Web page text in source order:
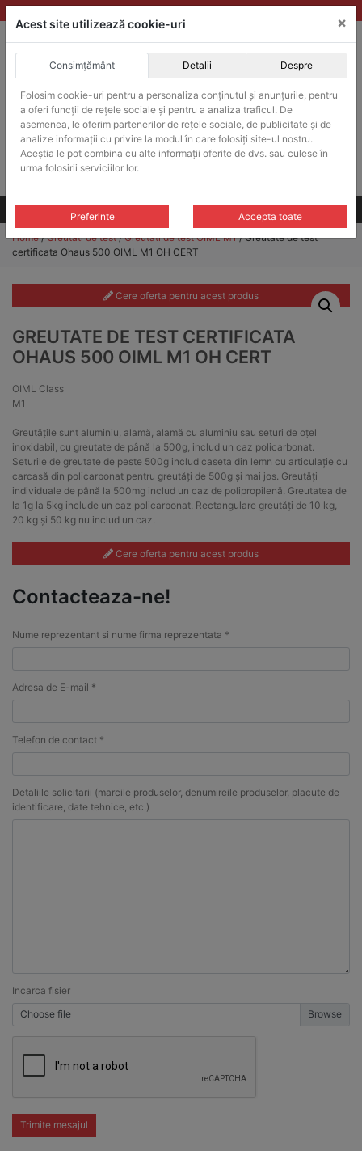
Skip
to
ACHIZITII PUBLICE
Produsele pot fi achizitionate si in sistemul SEAP / SICAP
Products
search
CAUTARE
Toate produsele
Home/Greutati de test/Greutati de test OIML M1/ Greutate de test
certificata Ohaus 500 OIML M1 OH CERT
Cere oferta pentru acest produs
GREUTATE DE TEST CERTIFICATA
OHAUS 500 OIML M1 OH CERT
OIML Class
M1
Greutățile sunt aluminiu, alamă, alamă cu aluminiu sau seturi de oțel
inoxidabil, cu greutate de până la 500g, includ un caz policarbonat.
Seturile de greutate de peste 500g includ caseta din lemn cu articulație cu
carcasă din policarbonat pentru greutăți de 500g și mai jos. Greutăți
individuale de până la 500mg includ un caz de polipropilenă. Greutatea de
la 1g la 5kg include un caz policarbonat. Rectangulare greutăți de 10 kg,
20 kg și 50 kg nu includ un caz.
Cere oferta pentru acest produs
Contacteaza-ne!
Nume reprezentant si nume firma reprezentata *
Adresa de E-mail *
Telefon de contact *
Detaliile solicitarii (marcile produselor, denumireile produselor, placute de
identificare, date tehnice, etc.)
Incarca fisier
Choose file
Trimite mesajul
Acest site utilizează cookie-uri ×
Consimțământ Detalii Despre
Folosim cookie-uri pentru a personaliza conținutul și anunțurile, pentru
a oferi funcții de rețele sociale și pentru a analiza traficul. De
asemenea, le oferim partenerilor de rețele sociale, de publicitate și de
analize informații cu privire la modul în care folosiți site-ul nostru.
Aceștia le pot combina cu alte informații oferite de dvs. sau culese în
urma folosirii serviciilor lor.
Preferinte Accepta toate